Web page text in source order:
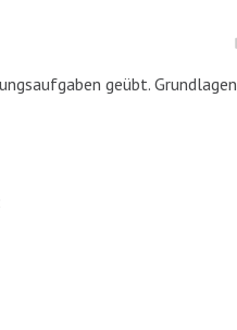
geübt. Grundlagen